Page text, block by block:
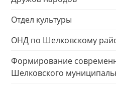
Отдел культуры
ОНД по Шелковскому
Формирование
Шелковского